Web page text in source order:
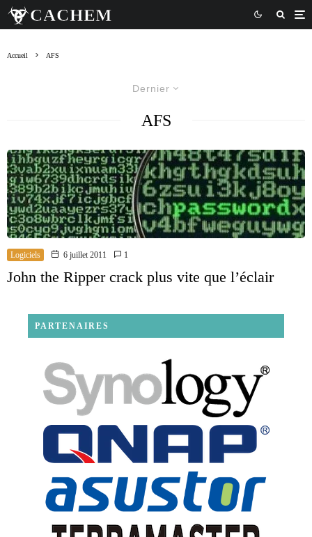
Accueil AFS
Dernier
AFS
Logiciels 6 juillet 2011 1
John the Ripper crack plus vite que l’éclair
PARTENAIRES